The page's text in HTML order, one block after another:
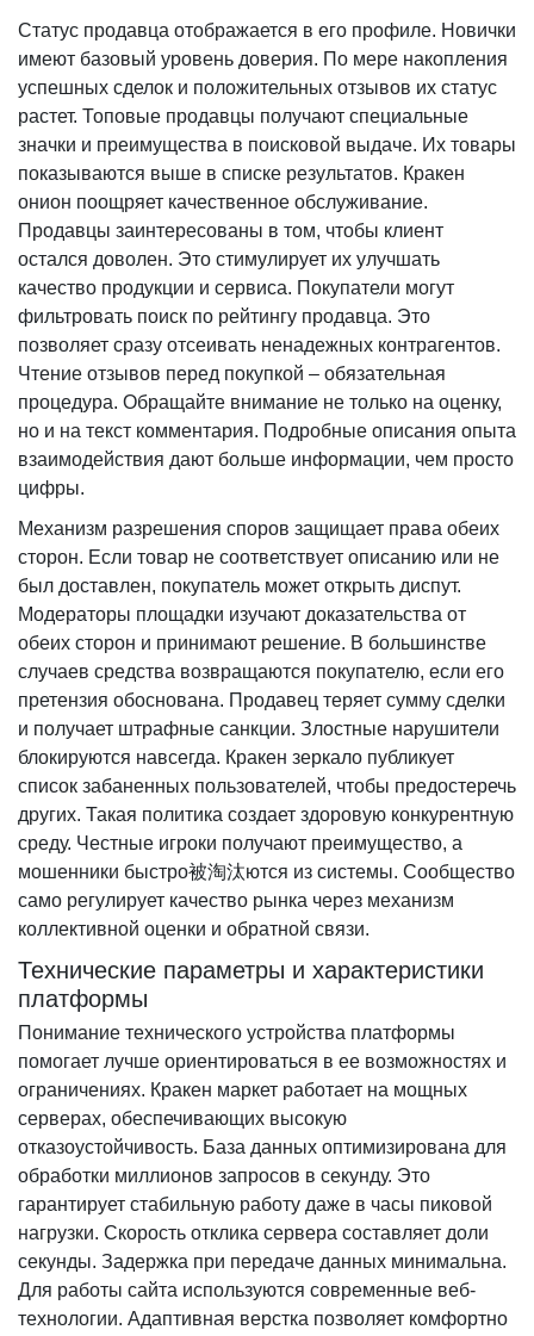
Статус продавца отображается в его профиле. Новички
имеют базовый уровень доверия. По мере накопления
успешных сделок и положительных отзывов их статус
растет. Топовые продавцы получают специальные
значки и преимущества в поисковой выдаче. Их товары
показываются выше в списке результатов. Кракен
онион поощряет качественное обслуживание.
Продавцы заинтересованы в том, чтобы клиент
остался доволен. Это стимулирует их улучшать
качество продукции и сервиса. Покупатели могут
фильтровать поиск по рейтингу продавца. Это
позволяет сразу отсеивать ненадежных контрагентов.
Чтение отзывов перед покупкой – обязательная
процедура. Обращайте внимание не только на оценку,
но и на текст комментария. Подробные описания опыта
взаимодействия дают больше информации, чем просто
цифры.
Механизм разрешения споров защищает права обеих
сторон. Если товар не соответствует описанию или не
был доставлен, покупатель может открыть диспут.
Модераторы площадки изучают доказательства от
обеих сторон и принимают решение. В большинстве
случаев средства возвращаются покупателю, если его
претензия обоснована. Продавец теряет сумму сделки
и получает штрафные санкции. Злостные нарушители
блокируются навсегда. Кракен зеркало публикует
список забаненных пользователей, чтобы предостеречь
других. Такая политика создает здоровую конкурентную
среду. Честные игроки получают преимущество, а
мошенники быстро被淘汰ются из системы. Сообщество
само регулирует качество рынка через механизм
коллективной оценки и обратной связи.
Технические параметры и характеристики
платформы
Понимание технического устройства платформы
помогает лучше ориентироваться в ее возможностях и
ограничениях. Кракен маркет работает на мощных
серверах, обеспечивающих высокую
отказоустойчивость. База данных оптимизирована для
обработки миллионов запросов в секунду. Это
гарантирует стабильную работу даже в часы пиковой
нагрузки. Скорость отклика сервера составляет доли
секунды. Задержка при передаче данных минимальна.
Для работы сайта используются современные веб-
технологии. Адаптивная верстка позволяет комфортно